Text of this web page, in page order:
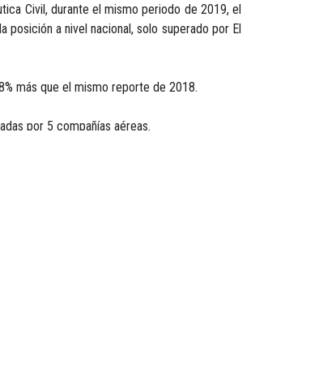
Civil, durante el mismo periodo de 2019, el
a nivel nacional, solo superado por El
más que el mismo reporte de 2018.
por 5 compañías aéreas.